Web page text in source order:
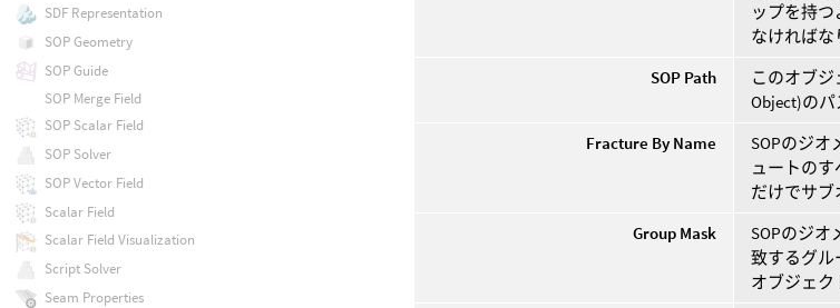
ップを持つ
なければな
SOP Path
このオブジ
Object)のパ
Fracture By Name
SOPのジオ
ュートの
だけでサブ
Group Mask
SOPのジ
致するグ
オブジェク
SDF Representation
SOP Geometry
SOP Guide
SOP Merge Field
SOP Scalar Field
SOP Solver
SOP Vector Field
Scalar Field
Scalar Field Visualization
Script Solver
Seam Properties